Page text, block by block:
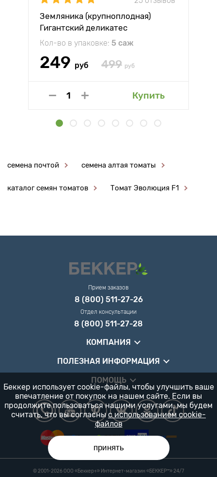
Земляника (крупноплодная)
Гигантский деликатес
Кол-во в упаковке: 5 саж
249 руб 499 руб
Купить
семена почтой семена алтая томаты
каталог семян томатов Томат Эволюция F1
Прием заказов
8 (800) 511-27-26
Отдел консультации
8 (800) 511-27-28
КОМПАНИЯ
ПОЛЕЗНАЯ ИНФОРМАЦИЯ
ПОМОЩЬ
© 2001-2026 ООО «Беккер+» Интернет-магазин «БЕККЕР™️» 24/7
Беккер использует cookie-файлы, чтобы улучшить ваше
впечатление от покупок на нашем сайте. Если вы
продолжите пользоваться нашими услугами, мы будем
считать, что вы согласны с использованием cookie-
файлов
принять